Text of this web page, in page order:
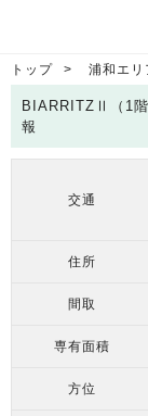
トップ 浦和エリ
BIARRITZⅡ（1階
報
交通
住所
間取
専有面積
方位